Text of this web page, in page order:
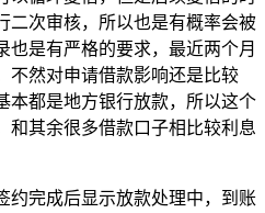
二次审核，所以也是有概率会被
也是有严格的要求，最近两个月
不然对申请借款影响还是比较
本都是地方银行放款，所以这个
和其余很多借款口子相比较利息
约完成后显示放款处理中，到账